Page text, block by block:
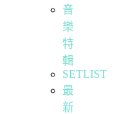
音
樂
特
輯
SETLIST
最
新